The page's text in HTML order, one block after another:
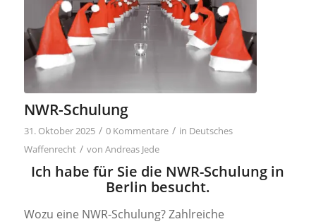
NWR-Schulung
31. Oktober 2025 / 0 Kommentare / in Deutsches
Waffenrecht / von Andreas Jede
Ich habe für Sie die NWR-Schulung in
Berlin besucht.
Wozu eine NWR-Schulung? Zahlreiche